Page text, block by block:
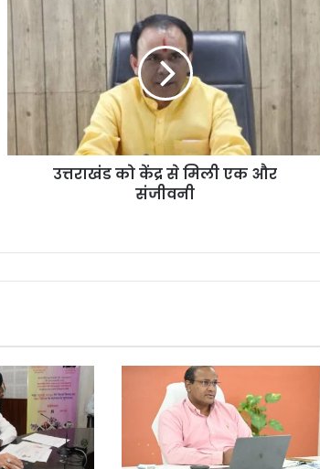
उत्तराखंड को केंद्र से मिली एक और
संजीवनी